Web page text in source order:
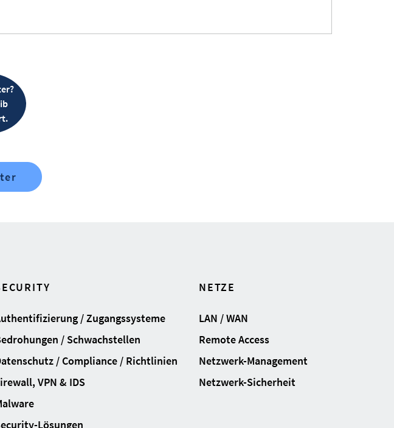
/ Zugangssysteme
/ Schwachstellen
/ Compliance / Richtlinien
VPN & IDS
Lösungen
NETZE
LAN / WAN
Remote Access
Netzwerk-Management
Netzwerk-Sicherheit